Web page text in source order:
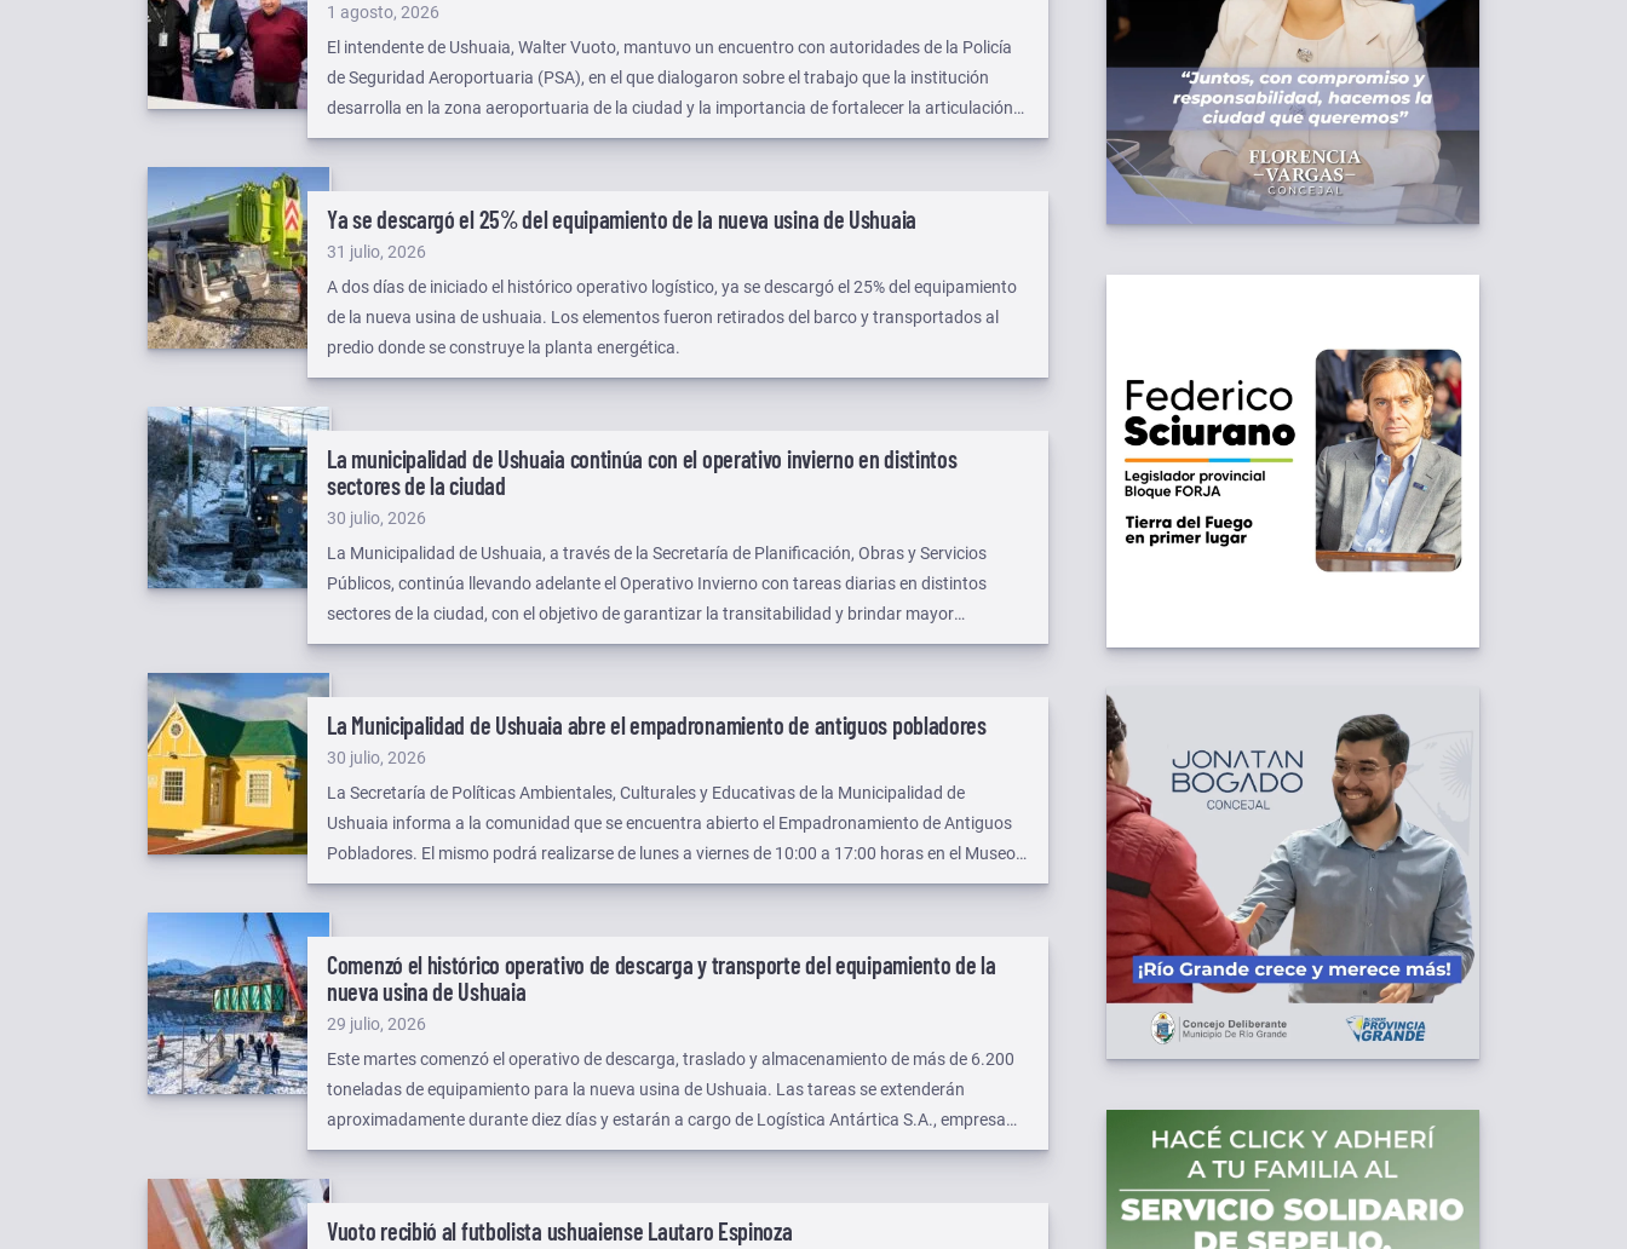
Publicado
el
1 agosto, 2026
El intendente de Ushuaia, Walter Vuoto, mantuvo un encuentro con autoridades de la Policía
de Seguridad Aeroportuaria (PSA), en el que dialogaron sobre el trabajo que la institución
desarrolla en la zona aeroportuaria de la ciudad y la importancia de fortalecer la articulación
entre los distintos organismos para brindar mayor seguridad y mejores servicios a la
comunidad y a quienes visitan el destino.
Ya se descargó el 25% del equipamiento de la nueva usina de Ushuaia
Publicado
el
31 julio, 2026
A dos días de iniciado el histórico operativo logístico, ya se descargó el 25% del equipamiento
de la nueva usina de ushuaia. Los elementos fueron retirados del barco y transportados al
predio donde se construye la planta energética.
La municipalidad de Ushuaia continúa con el operativo invierno en distintos
sectores de la ciudad
Publicado
el
30 julio, 2026
La Municipalidad de Ushuaia, a través de la Secretaría de Planificación, Obras y Servicios
Públicos, continúa llevando adelante el Operativo Invierno con tareas diarias en distintos
sectores de la ciudad, con el objetivo de garantizar la transitabilidad y brindar mayor
seguridad a peatones y automovilistas.
La Municipalidad de Ushuaia abre el empadronamiento de antiguos pobladores
Publicado
el
30 julio, 2026
La Secretaría de Políticas Ambientales, Culturales y Educativas de la Municipalidad de
Ushuaia informa a la comunidad que se encuentra abierto el Empadronamiento de Antiguos
Pobladores. El mismo podrá realizarse de lunes a viernes de 10:00 a 17:00 horas en el Museo
de la Ciudad – Casa Pena.
Comenzó el histórico operativo de descarga y transporte del equipamiento de la
nueva usina de Ushuaia
Publicado
el
29 julio, 2026
Este martes comenzó el operativo de descarga, traslado y almacenamiento de más de 6.200
toneladas de equipamiento para la nueva usina de Ushuaia. Las tareas se extenderán
aproximadamente durante diez días y estarán a cargo de Logística Antártica S.A., empresa
responsable del despliegue logístico, junto a Austral Petróleo, Gas y Electricidad S.A., con la
articulación y el acompañamiento del Gobierno de la Provincia; la Dirección Provincial de
Vuoto recibió al futbolista ushuaiense Lautaro Espinoza